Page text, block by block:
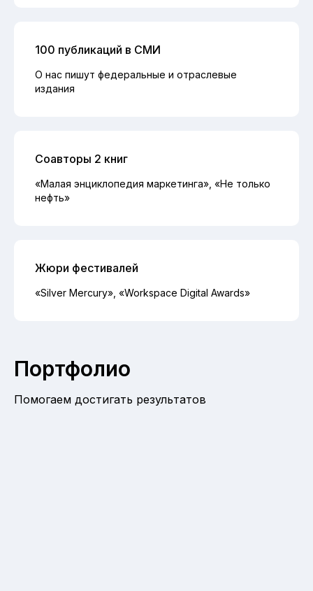
100 публикаций в СМИ
О нас пишут федеральные и отраслевые
издания
Соавторы 2 книг
«Малая энциклопедия маркетинга», «Не только
нефть»
Жюри фестивалей
«Silver Mercury», «Workspace Digital Awards»
Портфолио
Помогаем достигать результатов